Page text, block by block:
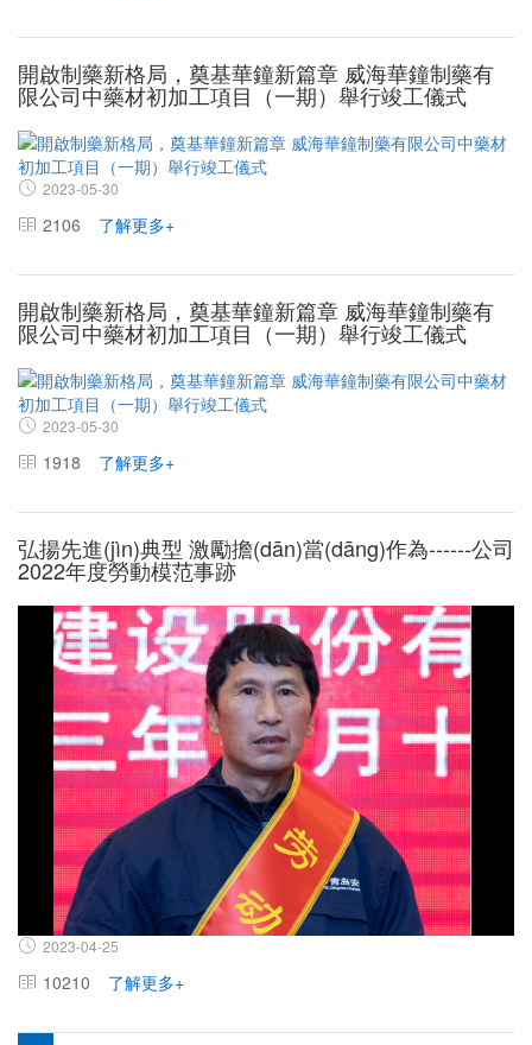
開啟制藥新格局，奠基華鐘新篇章 威海華鐘制藥有
限公司中藥材初加工項目（一期）舉行竣工儀式
2023-05-30
2106 了解更多+
開啟制藥新格局，奠基華鐘新篇章 威海華鐘制藥有
限公司中藥材初加工項目（一期）舉行竣工儀式
2023-05-30
1918 了解更多+
弘揚先進(jìn)典型 激勵擔(dān)當(dāng)作為------公司
2022年度勞動模范事跡
2023-04-25
10210 了解更多+